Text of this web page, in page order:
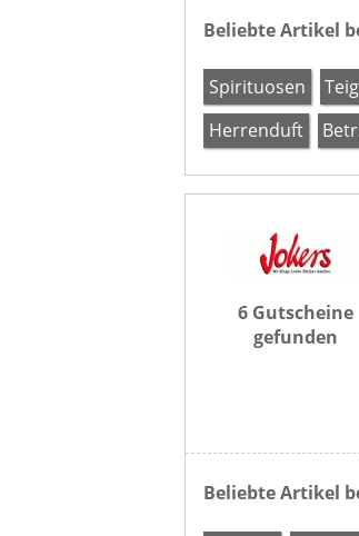
Beliebte Artikel
Spirituosen
Herrenduft
6 Gutscheine
gefunden
Beliebte Artikel